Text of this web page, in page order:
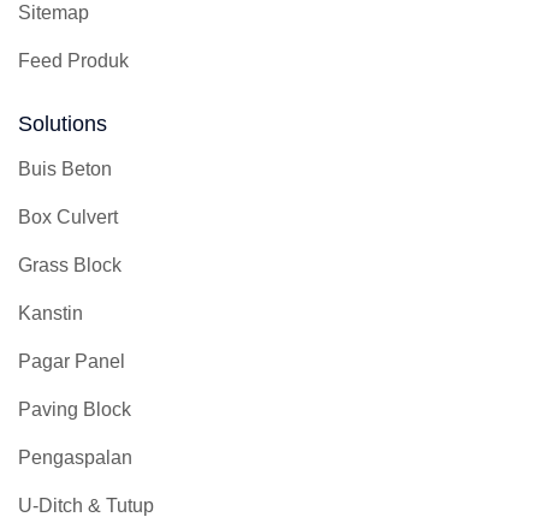
Sitemap
Feed Produk
Solutions
Buis Beton
Box Culvert
Grass Block
Kanstin
Pagar Panel
Paving Block
Pengaspalan
U-Ditch & Tutup